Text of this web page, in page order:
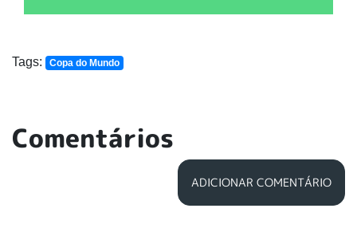
Tags: Copa do Mundo
Comentários
ADICIONAR COMENTÁRIO